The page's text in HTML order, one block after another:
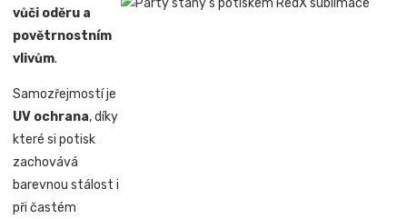
vůči oděru a
povětrnostním
vlivům.
Samozřejmostí je
UV ochrana, díky
které si potisk
zachovává
barevnou stálost i
při častém